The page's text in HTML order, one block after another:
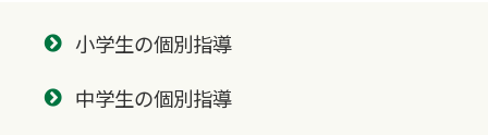
小学生の個別指導
中学生の個別指導